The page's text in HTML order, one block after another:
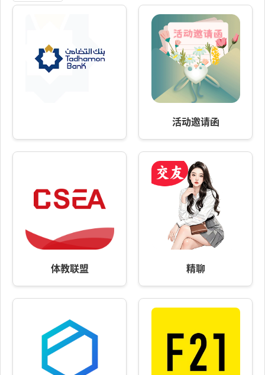
活动邀请函
体教联盟 精聊